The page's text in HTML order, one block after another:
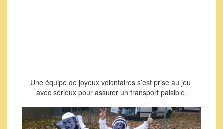
Une équipe de joyeux volontaires s’est prise au jeu
avec sérieux pour assurer un transport paisible.